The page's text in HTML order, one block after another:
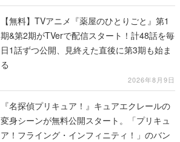
【無料】TVアニメ『薬屋のひとりごと』第1
期&第2期がTVerで配信スタート！計48話を毎
日1話ずつ公開、見終えた直後に第3期も始ま
る
2026年8月9日
『名探偵プリキュア！』キュアエクレールの
変身シーンが無料公開スタート。「プリキュ
ア！フライング・インフィニティ！」のバン